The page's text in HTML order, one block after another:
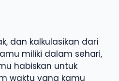
dan kalkulasikan dari
miliki dalam sehari,
habiskan untuk
waktu yang kamu